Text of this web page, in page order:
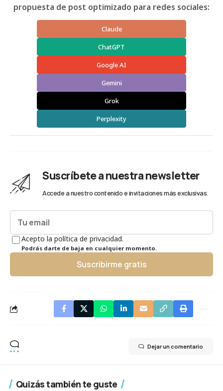
propuesta de post optimizado para redes sociales:
Claude
ChatGPT
Google AI
Gemini
Grok
Perplexity
Suscríbete a nuestra newsletter
Accede a nuestro contenido e invitaciones más exclusivas.
Acepto la política de privacidad.
Podrás darte de baja en cualquier momento.
Suscribirme gratis
Dejar un comentario
Quizás también te guste